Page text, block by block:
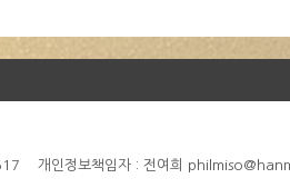
개인정보책임자 : 전여희